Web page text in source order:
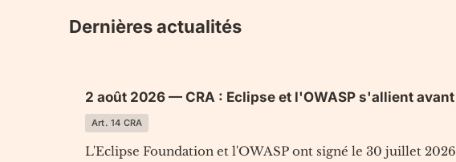
Dernières actualités
2 août 2026 — CRA : Eclipse et l'OWASP s'allient
Art. 14 CRA
L'Eclipse Foundation et l'OWASP ont signé le 30 juillet